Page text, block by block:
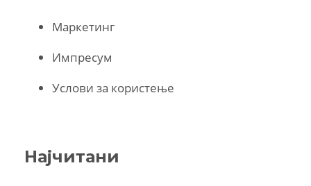
Маркетинг
Импресум
Услови за користење
Најчитани